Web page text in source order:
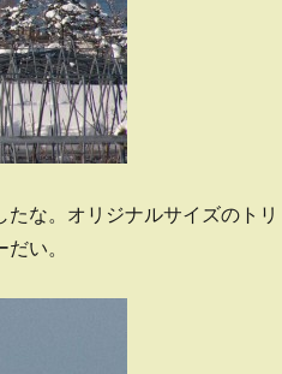
な。オリジナルサイズのトリ
い。